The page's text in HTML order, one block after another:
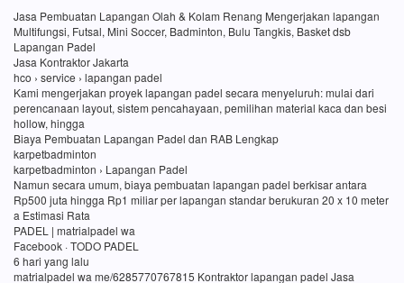
Jasa Pembuatan Lapangan Olah & Kolam Renang Mengerjakan lapangan
Multifungsi, Futsal, Mini Soccer, Badminton, Bulu Tangkis, Basket dsb
Lapangan Padel
Jasa Kontraktor Jakarta
hco › service › lapangan padel
Kami mengerjakan proyek lapangan padel secara menyeluruh: mulai dari
perencanaan layout, sistem pencahayaan, pemilihan material kaca dan besi
hollow, hingga
Biaya Pembuatan Lapangan Padel dan RAB Lengkap
karpetbadminton
karpetbadminton › Lapangan Padel
Namun secara umum, biaya pembuatan lapangan padel berkisar antara
Rp500 juta hingga Rp1 miliar per lapangan standar berukuran 20 x 10 meter
a Estimasi Rata
PADEL | matrialpadel wa
Facebook · TODO PADEL
6 hari yang lalu
matrialpadel wa me/6285770767815 Kontraktor lapangan padel Jasa